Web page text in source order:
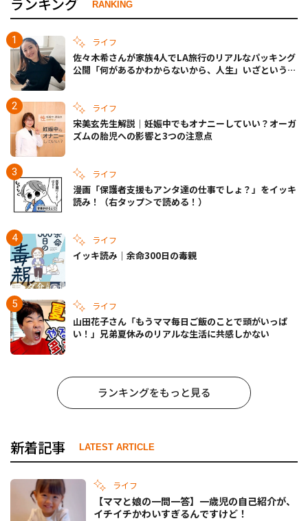
ランキング RANKING
ライフ
佐々木希さんが家族4人でLA旅行のリアルなパッキング
公開「何があるかわからないから、人生」いざというと
ライフ
宋美玄先生解説｜妊娠中でもオナニーしていい？オーガ
ズムの胎児への影響と3つの注意点
ライフ
漫画「保護者支援もアンタ達の仕事でしょ？」をイッキ
読み！（右タップ＞で読める！）
ライフ
イッキ読み｜余命300日の毒親
ライフ
山田花子さん「もうママ毎日ご飯のことで頭がいっぱ
い！」兄弟夏休みのリアルな生活に共感しかない
ランキングをもっと見る
新着記事 LATEST ARTICLE
ライフ
【ママと娘の一問一答】一歳児の自己紹介が、
イチイチかわいすぎるんですけど！